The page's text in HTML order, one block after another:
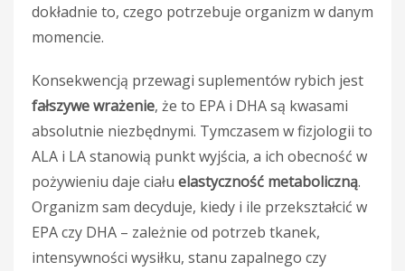
dokładnie to, czego potrzebuje organizm w danym
momencie.
Konsekwencją przewagi suplementów rybich jest
fałszywe wrażenie, że to EPA i DHA są kwasami
absolutnie niezbędnymi. Tymczasem w fizjologii to
ALA i LA stanowią punkt wyjścia, a ich obecność w
pożywieniu daje ciału elastyczność metaboliczną.
Organizm sam decyduje, kiedy i ile przekształcić w
EPA czy DHA – zależnie od potrzeb tkanek,
intensywności wysiłku, stanu zapalnego czy